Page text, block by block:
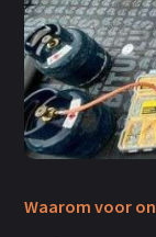
Waarom voor